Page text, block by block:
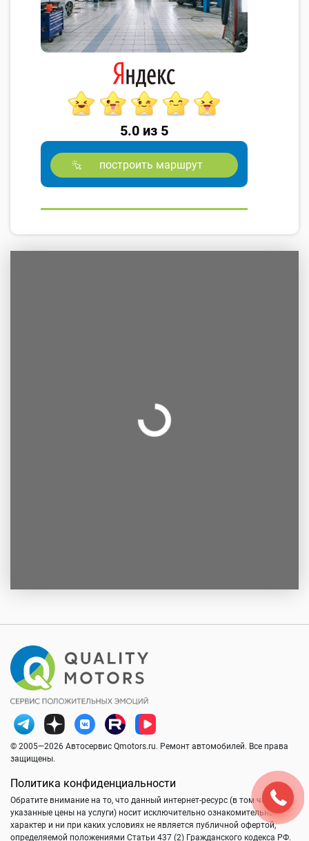
5.0 из 5
построить маршрут
© 2005—2026 Автосервис Qmotors.ru. Ремонт автомобилей. Все права
защищены.
Политика конфиденциальности
Обратите внимание на то, что данный интернет-ресурс (в том числе
указанные цены на услуги) носит исключительно ознакомительный
характер и ни при каких условиях не является публичной офертой,
определяемой положениями Статьи 437 (2) Гражданского кодекса РФ.